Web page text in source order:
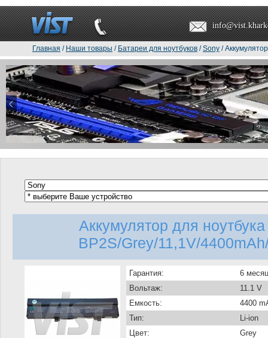
Главная / Наши товары / Батареи для ноутбуков /Sony /
Аккумулятор для
BP2S/Grey/11,1V/
Гарантия:
6
Вольтаж:
11.1 V
Емкость:
4400
Тип:
Li-ion
Цвет:
Grey